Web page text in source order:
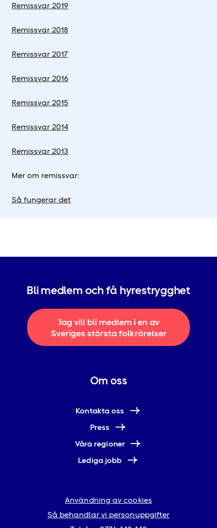
Remissvar 2019
Remissvar 2018
Remissvar 2017
Remissvar 2016
Remissvar 2015
Remissvar 2014
Remissvar 2013
Mer om remissvar:
Så fungerar det
Bli medlem och få hyrestrygghet
Jag vill bli medlem i en av
Sveriges största folkrörelser
Om oss
Kontakta oss
Press
Våra regioner
Lediga jobb
Användning av cookies
Så behandlar vi personuppgifter